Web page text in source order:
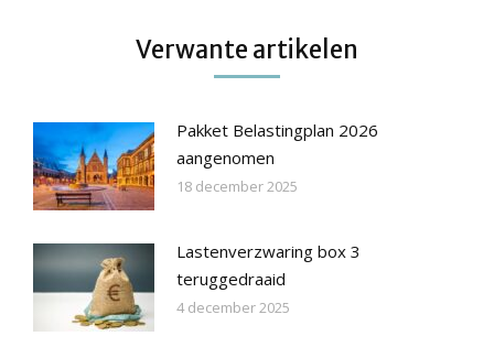
Verwante artikelen
Pakket Belastingplan 2026
aangenomen
18 december 2025
Lastenverzwaring box 3
teruggedraaid
4 december 2025